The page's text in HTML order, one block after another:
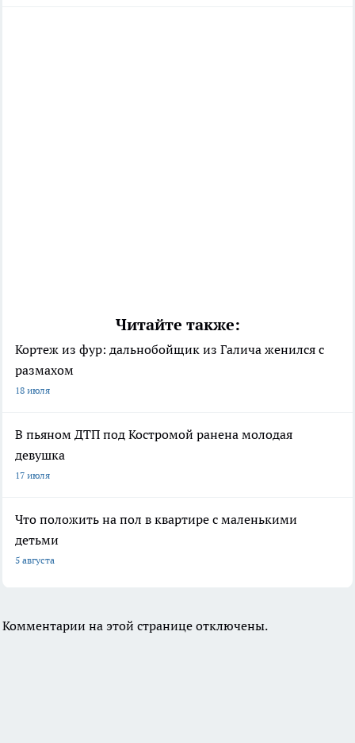
Читайте также:
Кортеж из фур: дальнобойщик из Галича женился с
размахом
18 июля
В пьяном ДТП под Костромой ранена молодая
девушка
17 июля
Что положить на пол в квартире с маленькими
детьми
5 августа
Комментарии на этой странице отключены.